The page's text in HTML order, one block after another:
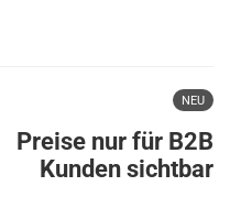
NEU
Preise nur für B2B
Kunden sichtbar